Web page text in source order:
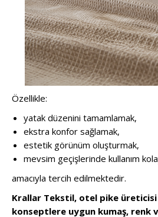
Özellikle:
yatak düzenini tamamlamak,
ekstra konfor sağlamak,
estetik görünüm oluşturmak,
mevsim geçişlerinde kullanım
amacıyla tercih edilmektedir.
Krallar Tekstil, otel pike
konseptlere uygun kumaş, renk